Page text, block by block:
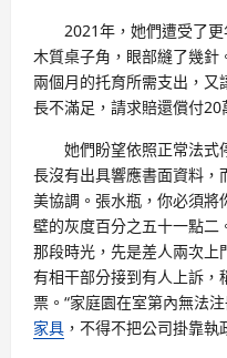
2021年，她們遭受了
木質桌子角，眼部縫了幾針
兩個月的托育所需支出，
長不滿足，請求賠還償付20
她們盼望依照正常法式
長沒有出具響應書面資料，
美協調。張水瓶，你必須將
壁的灰度百分之五十一點二
那段時光，先是差人兩次上
有相干部分接到有人上訴，
票。“家庭園在室第內無法
家具 ，不得不把公司掛靠執